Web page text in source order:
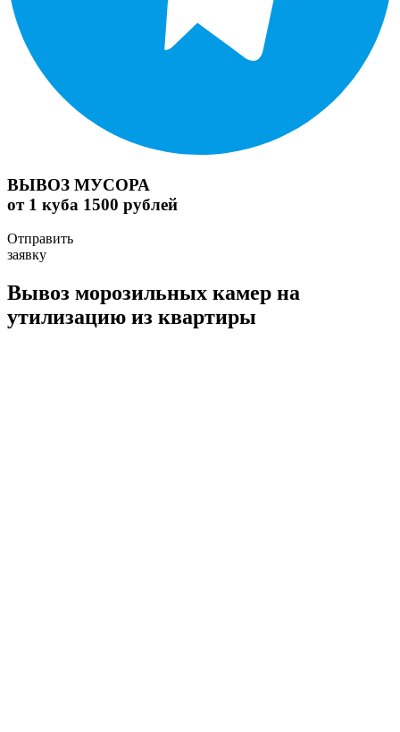
ВЫВОЗ МУСОРА
от 1 куба 1500 рублей
Отправить
заявку
Вывоз морозильных камер на
утилизацию из квартиры